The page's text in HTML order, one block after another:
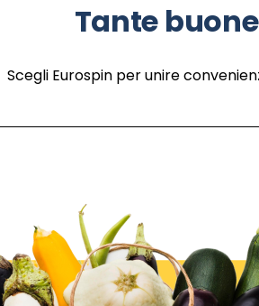
Tante
Scegli Eurospin per unire